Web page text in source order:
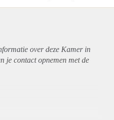
over deze Kamer in
je contact opnemen met de